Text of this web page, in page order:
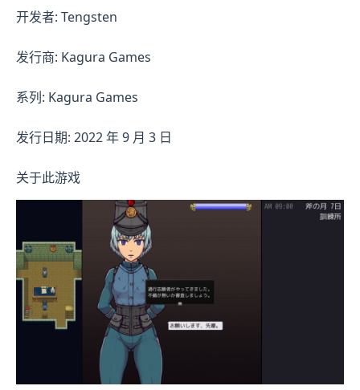
开发者: Tengsten
发行商: Kagura Games
系列: Kagura Games
发行日期: 2022 年 9 月 3 日
关于此游戏